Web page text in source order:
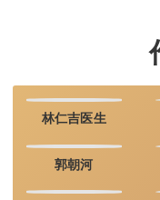
林仁吉医生
郭朝河